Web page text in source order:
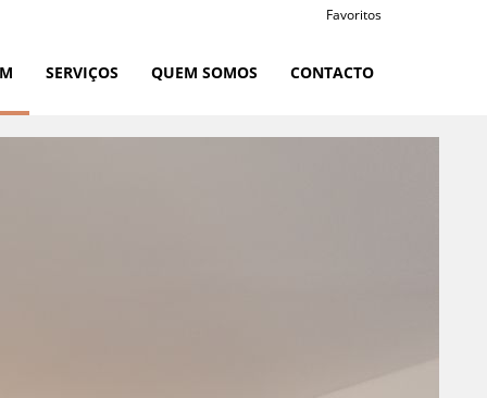
Favoritos
SERVIÇOS QUEM SOMOS CONTACTO